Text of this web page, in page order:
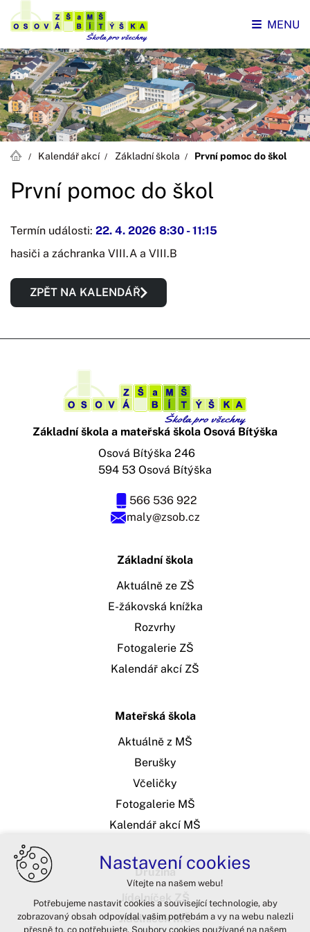
MENU
Kalendář akcí Základní škola První pomoc do škol
První pomoc do škol
Termín události: 22. 4. 2026 8:30 -11:15
hasiči a záchranka VIII.A a VIII.B
ZPĚT NA KALENDÁŘ
Základní škola a mateřská škola Osová Bítýška
maly@zsob.cz
566 536 922
Osová Bítýška 246
594 53 Osová Bítýška
Základní škola
Aktuálně ze ZŠ
E-žákovská knížka
Rozvrhy
Fotogalerie ZŠ
Kalendář akcí ZŠ
Mateřská škola
Aktuálně z MŠ
Berušky
Včeličky
Fotogalerie MŠ
Kalendář akcí MŠ
Družina
Jídelníček ZŠ
Jídelníček MŠ
Nastavení cookies
Vítejte na našem webu!
Potřebujeme nastavit cookies a související technologie, aby
zobrazovaný obsah odpovídal vašim potřebám a vy na webu nalezli
přesně to, co potřebujete. Soubory cookies používané na našem